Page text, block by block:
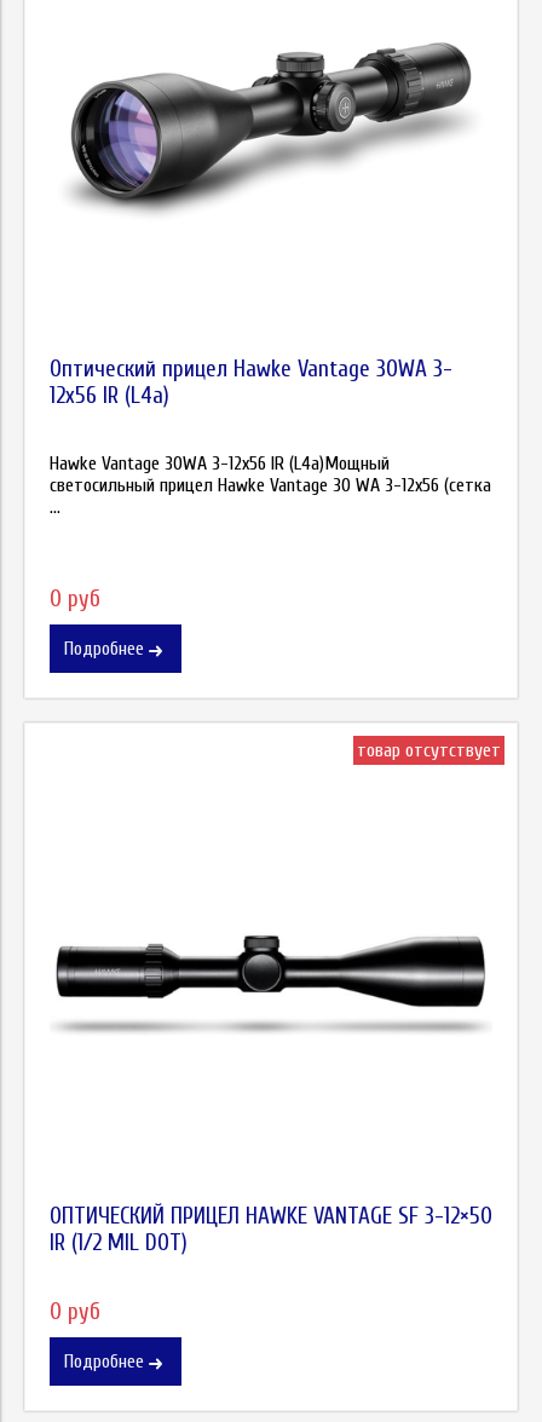
Оптический прицел Hawke Vantage 30WA 3-
12x56 IR (L4a)
Hawke Vantage 30WA 3-12x56 IR (L4a)Мощный
светосильный прицел Hawke Vantage 30 WA 3-12x56 (сетка
...
0 руб
Подробнее
товар отсутствует
ОПТИЧЕСКИЙ ПРИЦЕЛ HAWKE VANTAGE SF 3-12×50
IR (1/2 MIL DOT)
0 руб
Подробнее